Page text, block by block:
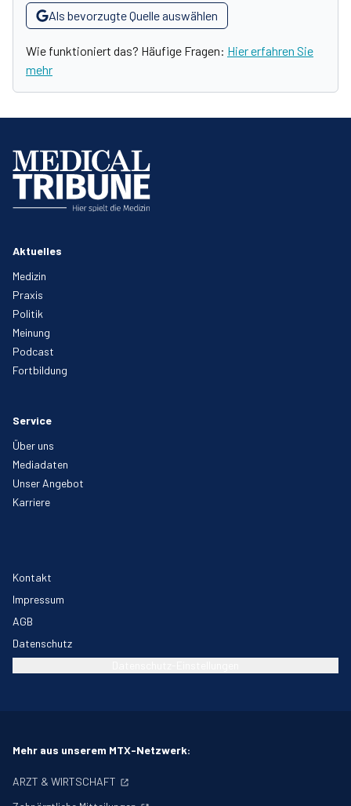
Als bevorzugte Quelle auswählen
Wie funktioniert das? Häufige Fragen: Hier erfahren Sie
mehr
Aktuelles
Medizin
Praxis
Politik
Meinung
Podcast
Fortbildung
Service
Über uns
Mediadaten
Unser Angebot
Karriere
Kontakt
Impressum
AGB
Datenschutz
Mehr aus unserem MTX-Netzwerk:
ARZT & WIRTSCHAFT